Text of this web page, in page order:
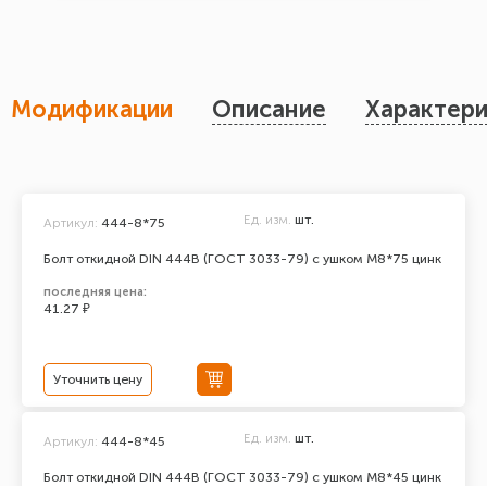
Модификации Описание
Болт откидной DIN 444В (ГОСТ 3033-79) с ушком М8*75 цинк
Артикул: 444-8*75 Ед. изм. шт.
последняя цена:
41.27 ₽
Уточнить цену
Болт откидной DIN 444В (ГОСТ 3033-79) с ушком М8*45 цинк
Артикул: 444-8*45 Ед. изм. шт.